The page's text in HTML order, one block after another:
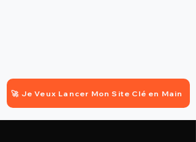
🚀 Je Veux Lancer Mon Site Clé en Main